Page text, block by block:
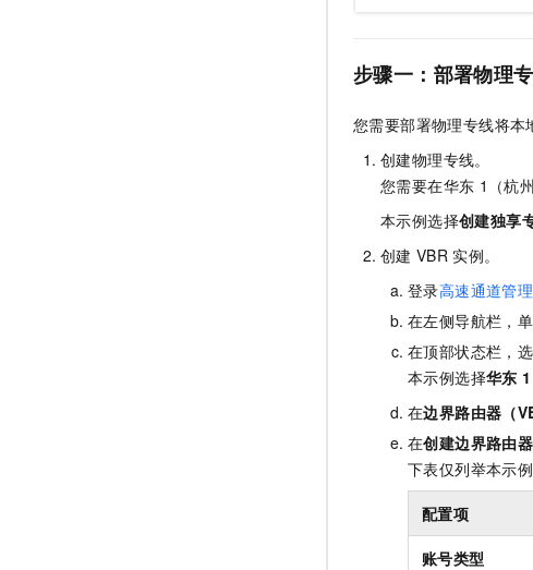
步骤一：部署物理
您需要部署物理专线将本
创建物理专线。
您需要在华东 1（杭
本示例选择创建独享
创建 VBR 实例。
登录高速通道管
在左侧导航栏，
在顶部状态栏，
本示例选择华东
在边界路由器（
在创建边界路由器
下表仅列举本示
配置项
账号类型